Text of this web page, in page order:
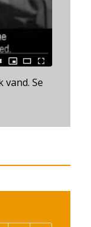
vand. Se